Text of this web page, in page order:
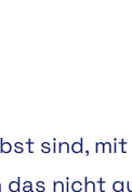
sind,
das nicht